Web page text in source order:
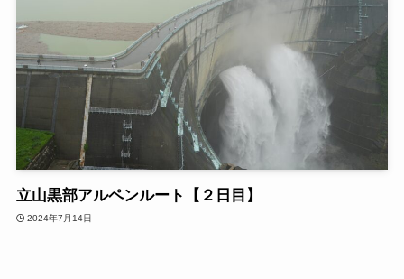
立山黒部アルペンルート【２日目】
2024年7月14日